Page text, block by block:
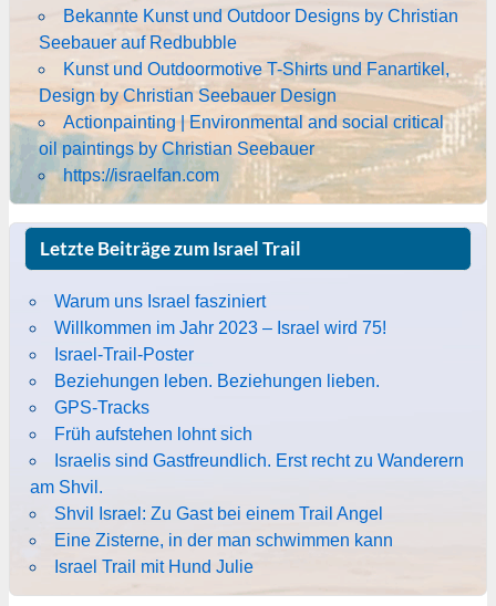
Bekannte Kunst und Outdoor Designs by Christian
Seebauer auf Redbubble
Kunst und Outdoormotive T-Shirts und Fanartikel,
Design by Christian Seebauer Design
Actionpainting | Environmental and social critical
oil paintings by Christian Seebauer
https://israelfan.com
Letzte Beiträge zum Israel Trail
Warum uns Israel fasziniert
Willkommen im Jahr 2023 – Israel wird 75!
Israel-Trail-Poster
Beziehungen leben. Beziehungen lieben.
GPS-Tracks
Früh aufstehen lohnt sich
Israelis sind Gastfreundlich. Erst recht zu Wanderern
am Shvil.
Shvil Israel: Zu Gast bei einem Trail Angel
Eine Zisterne, in der man schwimmen kann
Israel Trail mit Hund Julie